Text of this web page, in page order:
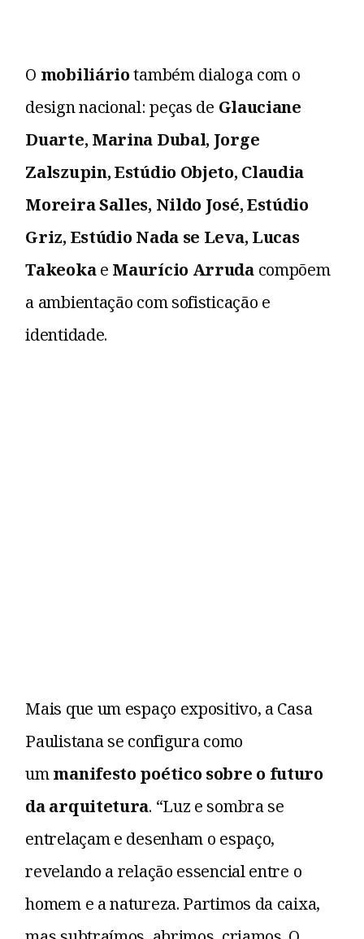
O mobiliáriotambém dialoga com o
design nacional: peças de Glauciane
Duarte, Marina Dubal, Jorge
Zalszupin, Estúdio Objeto, Claudia
Moreira Salles, Nildo José, Estúdio
Griz, Estúdio Nada se Leva, Lucas
Takeokae Maurício Arrudacompõem
a ambientação com sofisticação e
identidade.
Mais que um espaço expositivo, a Casa
Paulistana se configura como
ummanifesto poético sobre o futuro
da arquitetura. “Luz e sombra se
entrelaçam e desenham o espaço,
revelando a relação essencial entre o
homem e a natureza. Partimos da caixa,